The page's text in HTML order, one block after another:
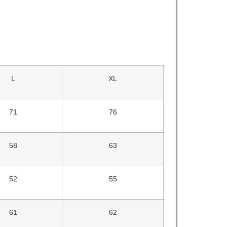
L XL
71 76
58 63
52 55
61 62